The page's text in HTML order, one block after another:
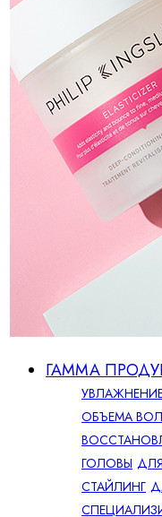
ГАММА
ОБЪЕМА
ГОЛОВЫ
СТАЙЛИНГ